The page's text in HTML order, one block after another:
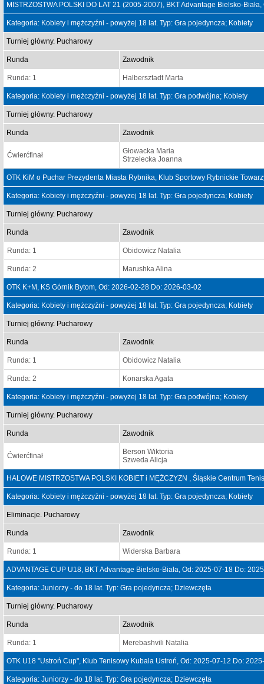
MISTRZOSTWA POLSKI DO LAT 21 (2005-2007), BKT Advantage Bielsko-
Kategoria: Kobiety i mężczyźni - powyżej 18 lat. Typ: Gra pojedyncza; Kobiety
Turniej główny. Pucharowy
Runda Zawodnik
Runda: 1 Halbersztadt Marta
Kategoria: Kobiety i mężczyźni - powyżej 18 lat. Typ: Gra podwójna; Kobiety
Turniej główny. Pucharowy
Runda Zawodnik
Ćwierćfinał
Głowacka Maria
Strzelecka Joanna
OTK KiM o Puchar Prezydenta Miasta Rybnika, Klub Sportowy Rybnickie
Kategoria: Kobiety i mężczyźni - powyżej 18 lat. Typ: Gra pojedyncza; Kobiety
Turniej główny. Pucharowy
Runda Zawodnik
Runda: 1 Obidowicz Natalia
Runda: 2 Marushka Alina
OTK K+M, KS Górnik Bytom, Od: 2026-02-28 Do: 2026-03-02
Kategoria: Kobiety i mężczyźni - powyżej 18 lat. Typ: Gra pojedyncza; Kobiety
Turniej główny. Pucharowy
Runda Zawodnik
Runda: 1 Obidowicz Natalia
Runda: 2 Konarska Agata
Kategoria: Kobiety i mężczyźni - powyżej 18 lat. Typ: Gra podwójna; Kobiety
Turniej główny. Pucharowy
Runda Zawodnik
Ćwierćfinał
Berson Wiktoria
Szweda Alicja
HALOWE MISTRZOSTWA POLSKI KOBIET i MĘŻCZYZN , Śląskie Centrum
Kategoria: Kobiety i mężczyźni - powyżej 18 lat. Typ: Gra pojedyncza; Kobiety
Eliminacje. Pucharowy
Runda Zawodnik
Runda: 1 Widerska Barbara
ADVANTAGE CUP U18, BKT Advantage Bielsko-Biała, Od: 2025-07-18 Do:
Kategoria: Juniorzy - do 18 lat. Typ: Gra pojedyncza; Dziewczęta
Turniej główny. Pucharowy
Runda Zawodnik
Runda: 1 Merebashvili Natalia
OTK U18 "Ustroń Cup", Klub Tenisowy Kubala Ustroń, Od: 2025-07-12 Do:
Kategoria: Juniorzy - do 18 lat. Typ: Gra pojedyncza; Dziewczęta